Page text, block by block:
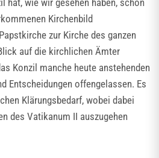
hat, wie wir gesehen haben, schon
Kirchenbild
zur Kirche des ganzen
auf die kirchlichen Ämter
Konzil manche heute anstehenden
Entscheidungen offengelassen. Es
Klärungsbedarf, wobei dabei
des Vatikanum II auszugehen